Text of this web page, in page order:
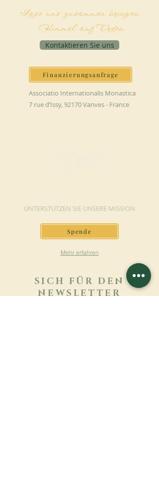
Lass uns zusammen bringen
Himmel auf Erden
Kontaktieren Sie uns
Finanzierungsanfrage
Associatio Internationalis Monastica
7 rue d’Issy, 92170 Vanves - France
UNTERSTÜTZEN SIE UNSERE MISSION
Spende
Mehr erfahren
SICH FÜR DEN
NEWSLETTER